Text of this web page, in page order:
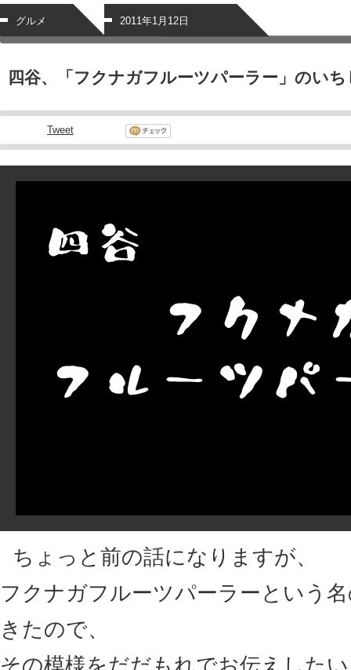
グルメ 2011年1月12日
四谷、「フクナガフルーツパーラー」のい
Tweet
ちょっと前の話になりますが、
フクナガフルーツパーラーという
きたので、
その模様をだだもれでお伝えした